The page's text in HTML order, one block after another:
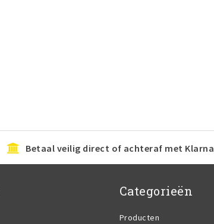
Betaal veilig direct of achteraf met Klarna
Categorieën
Producten